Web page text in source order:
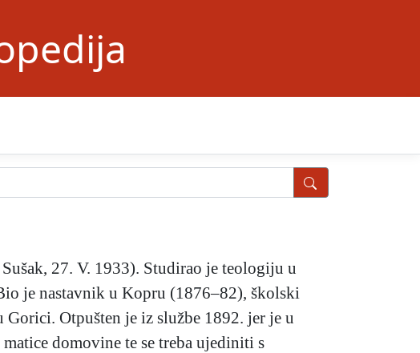
27. V. 1933). Studirao je teologiju u
je nastavnik u Kopru (1876–82), školski
Otpušten je iz službe 1892. jer je u
domovine te se treba ujediniti s